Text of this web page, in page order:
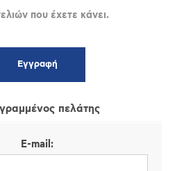
που έχετε κάνει.
πελάτης
E-mail: